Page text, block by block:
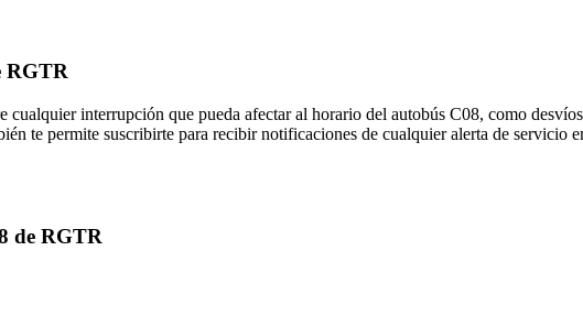
RGTR
cualquier interrupción que pueda afectar al horario del autobús C08, como
te permite suscribirte para recibir notificaciones de cualquier alerta de
de RGTR